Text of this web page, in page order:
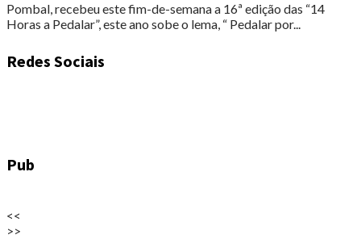
Pombal, recebeu este fim-de-semana a 16ª edição das “14
Horas a Pedalar”, este ano sobe o lema, “ Pedalar por...
Redes Sociais
Pub
<<
>>